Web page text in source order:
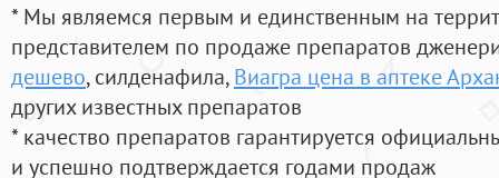
* Мы являемся первым и единственным на
представителем по продаже препаратов
дешево, силденафила, Виагра цена в аптеке
других известных препаратов
* качество препаратов гарантируется
и успешно подтверждается годами продаж